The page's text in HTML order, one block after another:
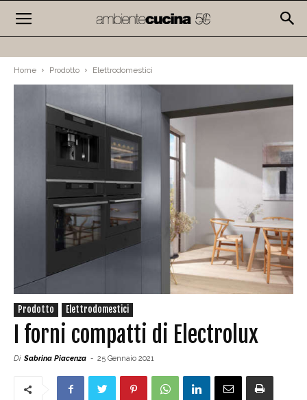
Home Prodotto Elettrodomestici
Prodotto Elettrodomestici
I forni compatti di Electrolux
Di Sabrina Piacenza - 25 Gennaio 2021